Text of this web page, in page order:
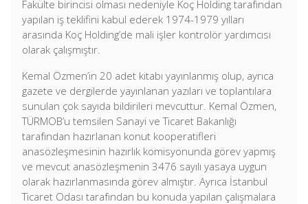
Fakülte birincisi olması nedeniyle Koç Holding tarafından
yapılan iş teklifini kabul ederek 1974-1979 yılları
arasında Koç Holding’de mali işler kontrolör yardımcısı
olarak çalışmıştır.
Kemal Özmen’in 20 adet kitabı yayınlanmış olup, ayrıca
gazete ve dergilerde yayınlanan yazıları ve toplantılara
sunulan çok sayıda bildirileri mevcuttur. Kemal Özmen,
TÜRMOB’u temsilen Sanayi ve Ticaret Bakanlığı
tarafından hazırlanan konut kooperatifleri
anasözleşmesinin hazırlık komisyonunda görev yapmış
ve mevcut anasözleşmenin 3476 sayılı yasaya uygun
olarak hazırlanmasında görev almıştır. Ayrıca İstanbul
Ticaret Odası tarafından bu konuda yapılan çalışmalara